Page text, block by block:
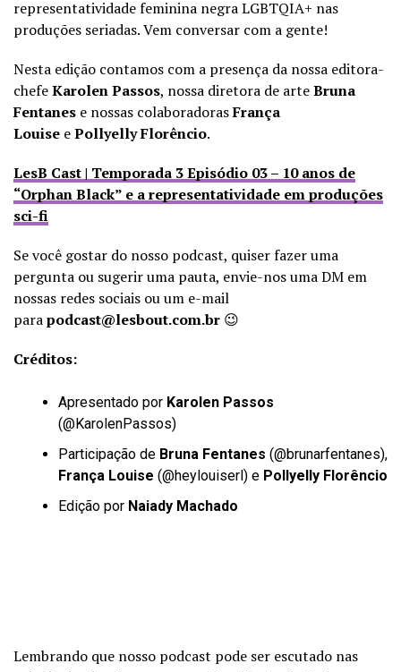
representatividade feminina negra LGBTQIA+ nas
produções seriadas. Vem conversar com a gente!
Nesta edição contamos com a presença da nossa editora-
chefeKarolen Passos, nossa diretora de arteBruna
Fentanes e nossas colaboradorasFrança
Louise ePollyelly Florêncio.
LesB Cast | Temporada 3 Episódio 03 – 10 anos de
“Orphan Black” e a representatividade em produções
sci-fi
Se você gostar do nosso podcast, quiser fazer uma
pergunta ou sugerir uma pauta, envie-nos uma DM em
nossas redes sociais ou um e-mail
parapodcast@lesbout.com.br 😉
Créditos:
Apresentado por Karolen Passos
(@KarolenPassos)
Participação de Bruna Fentanes (@brunarfentanes),
França Louise (@heylouiserl) e Pollyelly Florêncio
Edição por Naiady Machado
Lembrando que nosso podcast pode ser escutado nas